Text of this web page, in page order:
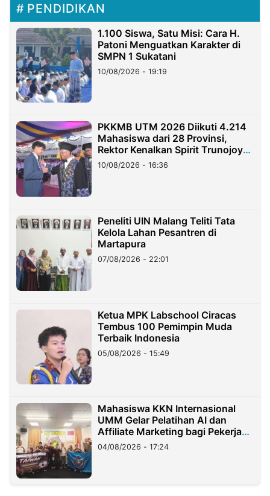
PENDIDIKAN
1.100 Siswa, Satu Misi: Cara H.
Patoni Menguatkan Karakter di
SMPN 1 Sukatani
10/08/2026 - 19:19
PKKMB UTM 2026 Diikuti 4.214
Mahasiswa dari 28 Provinsi,
Rektor Kenalkan Spirit Trunojoyo
Masa Kini
10/08/2026 - 16:36
Peneliti UIN Malang Teliti Tata
Kelola Lahan Pesantren di
Martapura
07/08/2026 - 22:01
Ketua MPK Labschool Ciracas
Tembus 100 Pemimpin Muda
Terbaik Indonesia
05/08/2026 - 15:49
Mahasiswa KKN Internasional
UMM Gelar Pelatihan AI dan
Affiliate Marketing bagi Pekerja
Migran Indonesia di Taiwan
04/08/2026 - 17:24